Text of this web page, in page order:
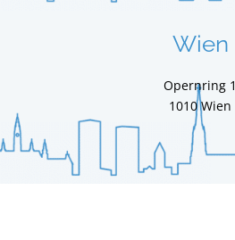
Wien
Opernring 1
1010 Wien